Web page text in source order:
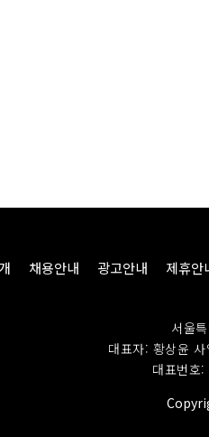
채용안내 광고안내 제휴안
서울
대표자: 황상윤
대표번호: